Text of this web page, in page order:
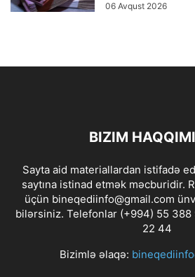
06 Avqust 2026
BIZIM
Sayta aid materiallardan istifadə
saytına istinad etmək məcburidir.
üçün bineqediinfo@gmail.com
bilərsiniz. Telefonlar (+994) 55
22 44
Bizimlə əlaqə: